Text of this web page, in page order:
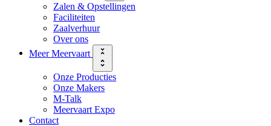
Zalen & Opstellingen
Faciliteiten
Zaalverhuur
Over ons
Meer Meervaart
Onze Producties
Onze Makers
M-Talk
Meervaart Expo
Contact